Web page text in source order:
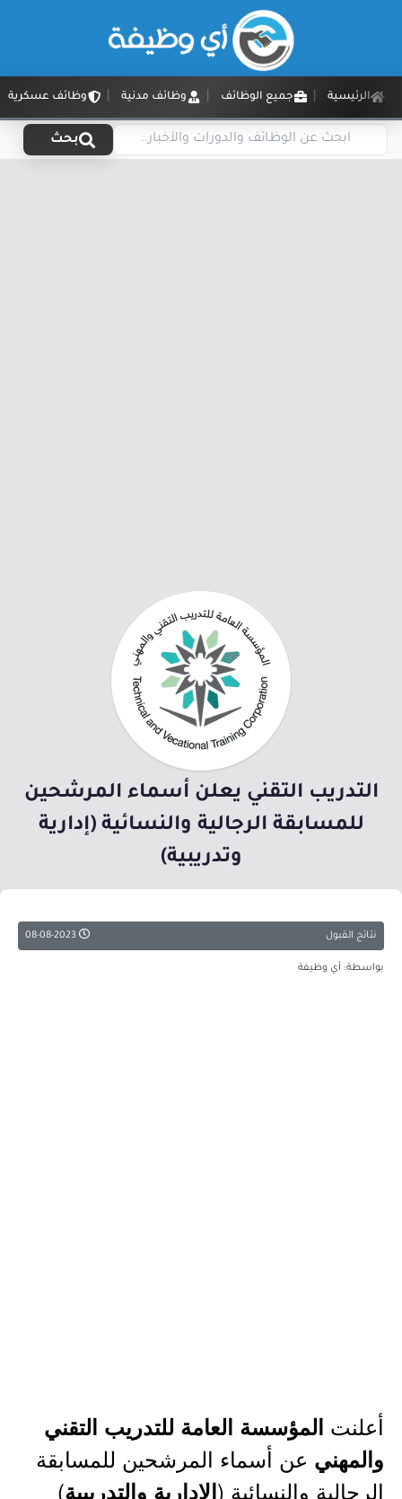
الرئيسية جميع الوظائف وظائف مدنية وظائف عسكرية
بحث
التدريب التقني يعلن أسماء المرشحين
للمسابقة الرجالية والنسائية (إدارية
وتدريبية)
نتائج القبول
بواسطة: أي وظيفة
​أعلنت المؤسسة العامة للتدريب التقني
والمهني عن أسماء المرشحين للمسابقة
الرجالية والنسائية (الإدارية والتدريبية)